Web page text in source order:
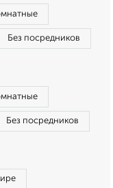
Без посредников
Без посредников